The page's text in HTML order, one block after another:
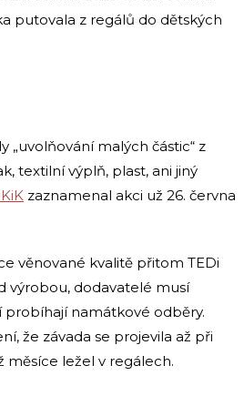
putovala z regálů do dětských
„uvolňování malých částic“ z
textilní výplň, plast, ani jiný
zaznamenal akci už 26. června
věnované kvalitě přitom TEDi
výrobou, dodavatelé musí
namátkové odběry.
že závada se projevila až při
ležel v regálech.